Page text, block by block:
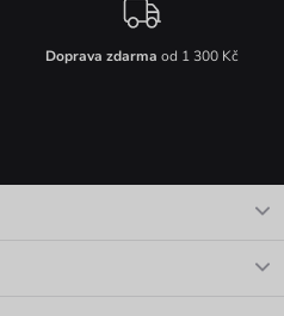
Doprava zdarma od 1 300 Kč